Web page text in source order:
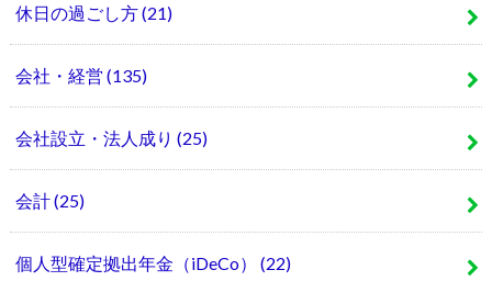
休日の過ごし方(21)
会社・経営 (135)
会社設立・法人成り (25)
会計(25)
個人型確定拠出年金（iDeCo） (22)